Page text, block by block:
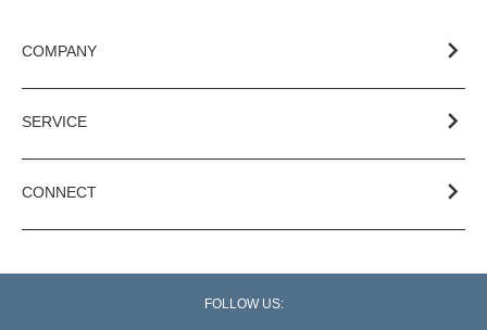
COMPANY
SERVICE
CONNECT
FOLLOW US: